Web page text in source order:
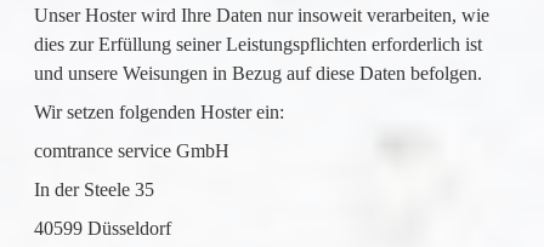
Unser Hoster wird Ihre Daten nur insoweit verarbeiten, wie
dies zur Erfüllung seiner Leistungspflichten erforderlich ist
und unsere Weisungen in Bezug auf diese Daten befolgen.
Wir setzen folgenden Hoster ein:
comtrance service GmbH
In der Steele 35
40599 Düsseldorf